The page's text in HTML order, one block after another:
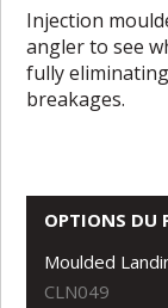
Injection
angler to see
fully
breakages.
OPTIONS DU
Moulded
CLN049